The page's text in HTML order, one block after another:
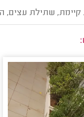
קיימת, שתילת עצים,